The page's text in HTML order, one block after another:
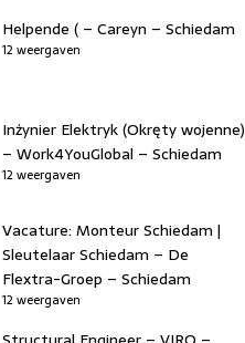
Helpende ( – Careyn – Schiedam
12 weergaven
Inżynier Elektryk (Okręty wojenne)
– Work4YouGlobal – Schiedam
12 weergaven
Vacature: Monteur Schiedam |
Sleutelaar Schiedam – De
Flextra-Groep – Schiedam
12 weergaven